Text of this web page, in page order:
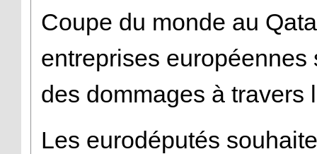
Coupe du monde au
entreprises
des dommages à
Les eurodéputés